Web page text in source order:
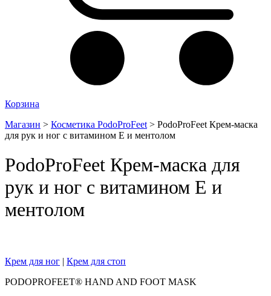
Корзина
Магазин > Косметика PodoProFeet > PodoProFeet Крем-маска
для рук и ног с витамином Е и ментолом
PodoProFeet Крем-маска для
рук и ног с витамином Е и
ментолом
Крем для ног | Крем для стоп
PODOPROFEET® HAND AND FOOT MASK